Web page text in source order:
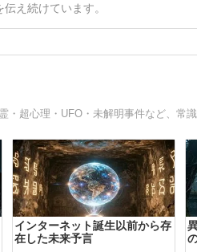
え続けています。
・超心理・UFO・未解明事件など、常
インターネット誕生以前から存
在した未来予言